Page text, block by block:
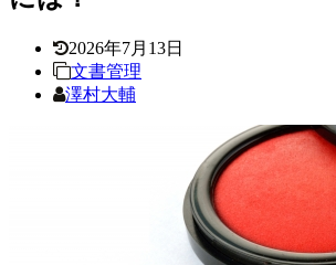
2026年7月13日
文書管理
澤村大輔